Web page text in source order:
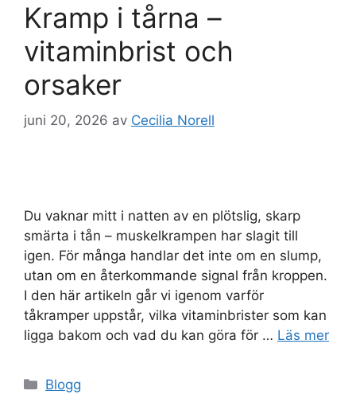
Kramp i tårna –
vitaminbrist och
orsaker
juni 20, 2026 av Cecilia Norell
Du vaknar mitt i natten av en plötslig, skarp
smärta i tån – muskelkrampen har slagit till
igen. För många handlar det inte om en slump,
utan om en återkommande signal från kroppen.
I den här artikeln går vi igenom varför
tåkramper uppstår, vilka vitaminbrister som kan
ligga bakom och vad du kan göra för … Läs mer
Kategorier
Blogg